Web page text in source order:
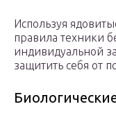
Используя
правила техники
индивидуальной
защитить себя от